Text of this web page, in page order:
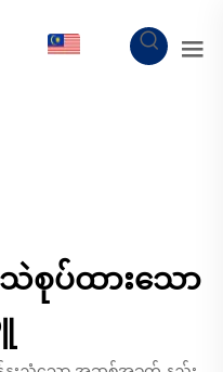
သဲစုပ်ထားသော